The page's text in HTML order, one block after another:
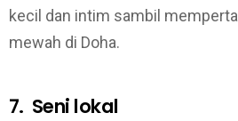
kecil dan intim sambil
mewah di Doha.
7. Seni lokal